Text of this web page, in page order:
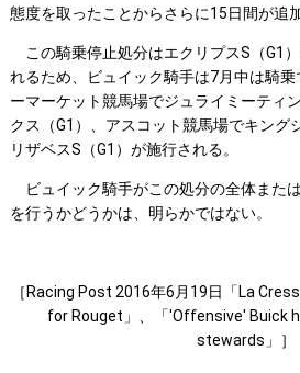
態度を取ったことからさらに15日間が追
この騎乗停止処分はエクリプスS（G1
れるため、ビュイック騎手は7月中は騎
ーマーケット競馬場でジュライミーティ
クス（G1）、アスコット競馬場でキング
リザベスS（G1）が施行される。
ビュイック騎手がこの処分の全体また
を行うかどうかは、明らかではない。
［Racing Post 2016年6月19日「La
for Rouget」、「'Offensive' Buick
stewards」］